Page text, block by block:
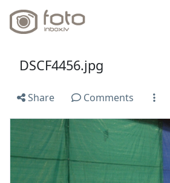
DSCF4456.jpg
Share Comments